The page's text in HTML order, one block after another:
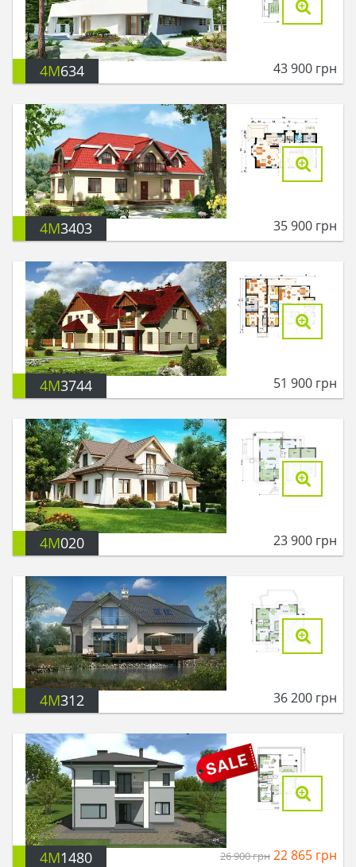
4M634 43 900 грн
4M3403 35 900 грн
4M3744 51 900 грн
4M020 23 900 грн
4M312 36 200 грн
4M1480 26 900грн 22 865 грн